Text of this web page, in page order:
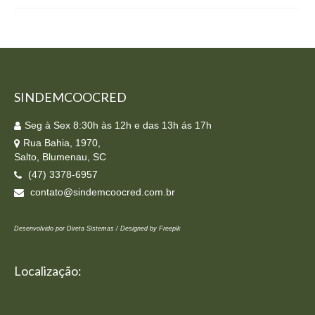
Contato
Baixar APP
SINDEMCOOCRED
Seg à Sex 8:30h às 12h e das 13h ás 17h
Rua Bahia, 1970,
Salto, Blumenau, SC
(47) 3378-6957
contato@sindemcoocred.com.br
Desenvolvido por Direta Sistemas / Designed by Freepik
Localização: